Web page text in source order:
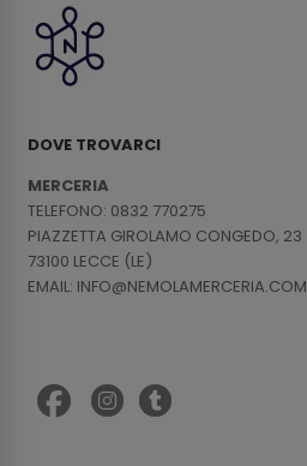
DOVE TROVARCI
MERCERIA
TELEFONO: 0832 770275
PIAZZETTA GIROLAMO CONGEDO, 23
73100 LECCE (LE)
EMAIL: INFO@NEMOLAMERCERIA.COM